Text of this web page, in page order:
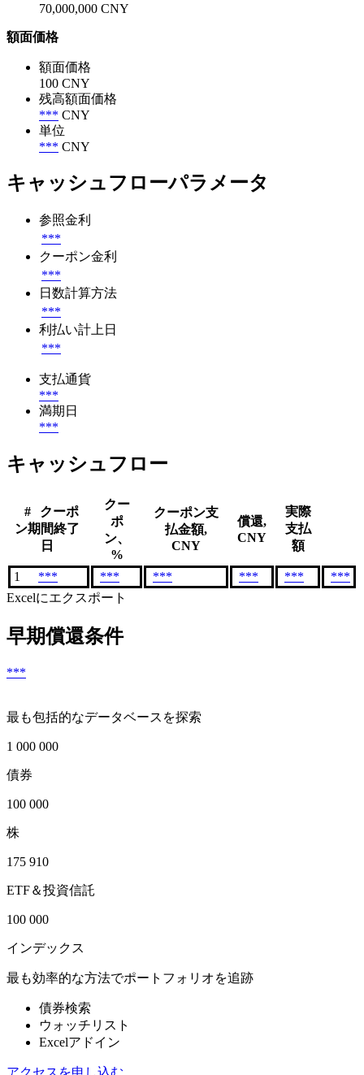
70,000,000 CNY
額面価格
額面価格
100 CNY
残高額面価格
*** CNY
単位
*** CNY
キャッシュフローパラメータ
参照金利
***
クーポン金利
***
日数計算方法
***
利払い計上日
***
支払通貨
***
満期日
***
キャッシュフロー
#
クーポ
ン期間終了
日
クー
ポ
ン、
%
クーポン支
払金額,
CNY
償還,
CNY
実際
支払
額
1 *** *** *** *** ***
***
Excelにエクスポート
早期償還条件
***
最も包括的なデータベースを探索
1 000 000
債券
100 000
株
175 910
ETF＆投資信託
100 000
インデックス
最も効率的な方法でポートフォリオを追跡
債券検索
ウォッチリスト
Excelアドイン
アクセスを申し込む